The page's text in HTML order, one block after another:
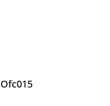
Ofc015